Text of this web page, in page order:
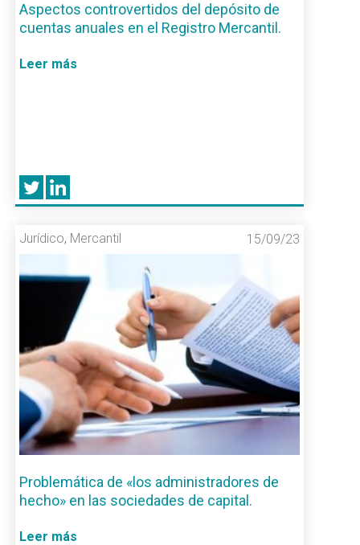
Aspectos controvertidos del depósito de
cuentas anuales en el Registro Mercantil.
Leer más
Jurídico, Mercantil 15/09/23
Problemática de «los administradores de
hecho» en las sociedades de capital.
Leer más